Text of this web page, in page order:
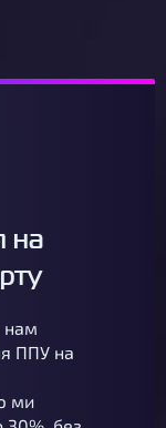
на
нам
ППУ на
ми